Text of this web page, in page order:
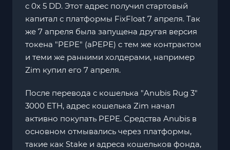
с 0x 5 DD. Этот адрес получил стартовый
капитал с платформы FixFloat 7 апреля. Так
же 7 апреля была запущена другая версия
токена "PEPE" (aPEPE) с тем же контрактом
и теми же ранними холдерами, например
Zim купил его 7 апреля.
После перевода с кошелька "Anubis Rug 3"
3000 ETH, адрес кошелька Zim начал
активно покупать PEPE. Средства Anubis в
основном отмывались через платформы,
такие как Stake и адреса кошельков фонда,